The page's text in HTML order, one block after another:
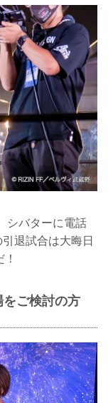
シバターに電話
退試合は大晦日
ご検討の方